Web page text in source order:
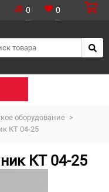
0 0
оборудование >
КТ 04-25
КТ 04-25